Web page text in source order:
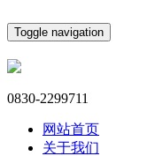
Toggle navigation
0830-2299711
网站首页
关于我们